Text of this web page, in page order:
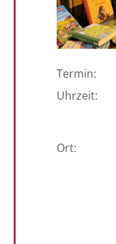
Termin:
Uhrzeit:
Ort: